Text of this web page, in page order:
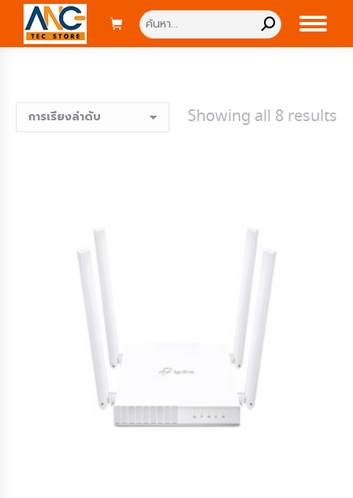
Search:
Showing all 8 results